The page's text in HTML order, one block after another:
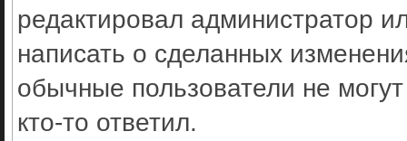
редактировал администратор
написать о сделанных
обычные пользователи не
кто-то ответил.